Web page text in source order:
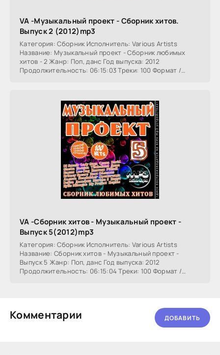
VA -Музыкальный проект - Сборник хитов.
Выпуск 2 (2012)mp3
Категория: Сборник Исполнитель: Various Artists
Название: Музыкальный проект - Сборник любимых
хитов - 2 Жанр: Поп, данс Год выпуска: 2012
Продолжительность: 06:15:03 Треки: 100 Формат /
VA -Сборник хитов - Музыкальный проект -
Выпуск 5(2012)mp3
Категория: Сборник Исполнитель: Various Artists
Название: Сборник хитов - Музыкальный проект -
Выпуск 5 Жанр: Поп, данс Год выпуска: 2012
Продолжительность: 06:15:04 Треки: 100 Формат /
Комментарии ДОБАВИТЬ